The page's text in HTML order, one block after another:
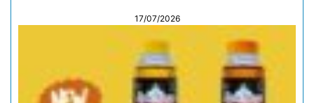
17/07/2026